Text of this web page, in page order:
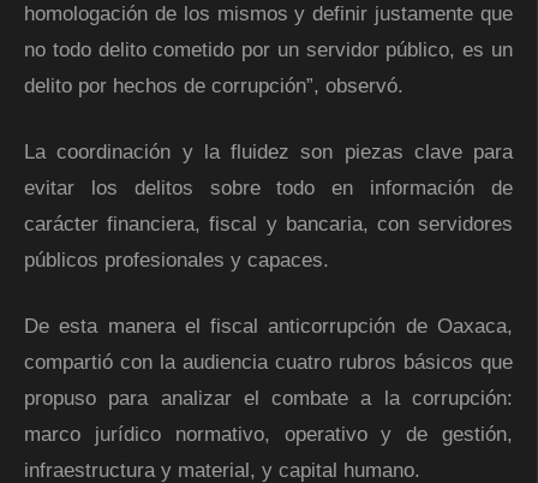
homologación de los mismos y definir justamente que
no todo delito cometido por un servidor público, es un
delito por hechos de corrupción”, observó.
La coordinación y la fluidez son piezas clave para
evitar los delitos sobre todo en información de
carácter financiera, fiscal y bancaria, con servidores
públicos profesionales y capaces.
De esta manera el fiscal anticorrupción de Oaxaca,
compartió con la audiencia cuatro rubros básicos que
propuso para analizar el combate a la corrupción:
marco jurídico normativo, operativo y de gestión,
infraestructura y material, y capital humano.